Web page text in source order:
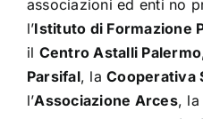
associazioni ed enti no
l’Istituto di Formazione
il Centro Astalli Palermo
Parsifal, laCooperativa
l’Associazione Arces, la